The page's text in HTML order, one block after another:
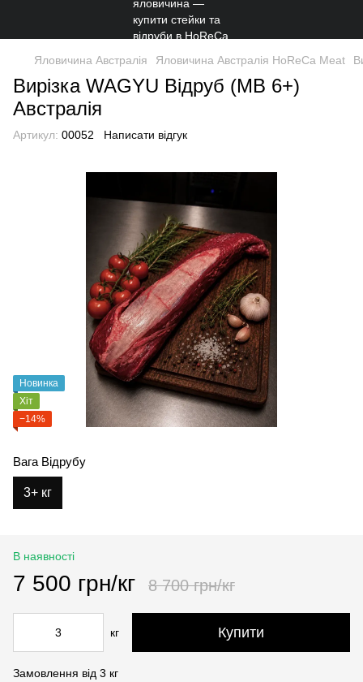
Яловичина Австралія Яловичина Австралія HoReCa Meat
Вирізка WAGYU Відруб (MB 6+)
Австралія
Артикул: 00052 Написати відгук
Новинка
Хіт
−14%
Вага Відрубу
3+ кг
В наявності
7 500 грн/кг 8 700 грн/кг
кг Купити
Замовлення від 3 кг